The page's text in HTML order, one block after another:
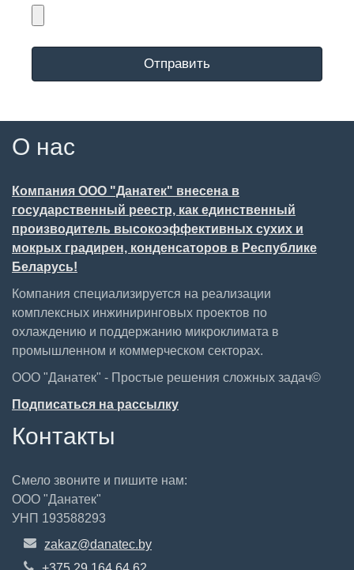
Отправить
О нас
Компания ООО "Данатек" внесена в
государственный реестр, как единственный
производитель высокоэффективных сухих и
мокрых градирен, конденсаторов в Республике
Беларусь!
Компания специализируется на реализации
комплексных инжиниринговых проектов по
охлаждению и поддержанию микроклимата в
промышленном и коммерческом секторах.
ООО "Данатек" - Простые решения сложных задач©
Подписаться на рассылку
Контакты
Смело звоните и пишите нам:
ООО "Данатек"
УНП 193588293
zakaz@danatec.by